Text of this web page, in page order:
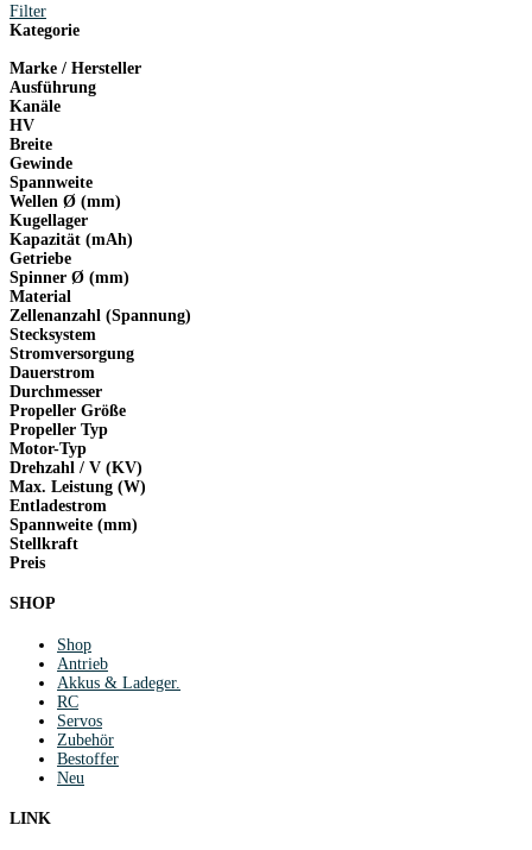
Filter
Kategorie
Marke / Hersteller
Ausführung
Kanäle
HV
Breite
Gewinde
Spannweite
Wellen Ø (mm)
Kugellager
Kapazität (mAh)
Getriebe
Spinner Ø (mm)
Material
Zellenanzahl (Spannung)
Stecksystem
Stromversorgung
Dauerstrom
Durchmesser
Propeller Größe
Propeller Typ
Motor-Typ
Drehzahl / V (KV)
Max. Leistung (W)
Entladestrom
Spannweite (mm)
Stellkraft
Preis
SHOP
Shop
Antrieb
Akkus & Ladeger.
RC
Servos
Zubehör
Bestoffer
Neu
LINK